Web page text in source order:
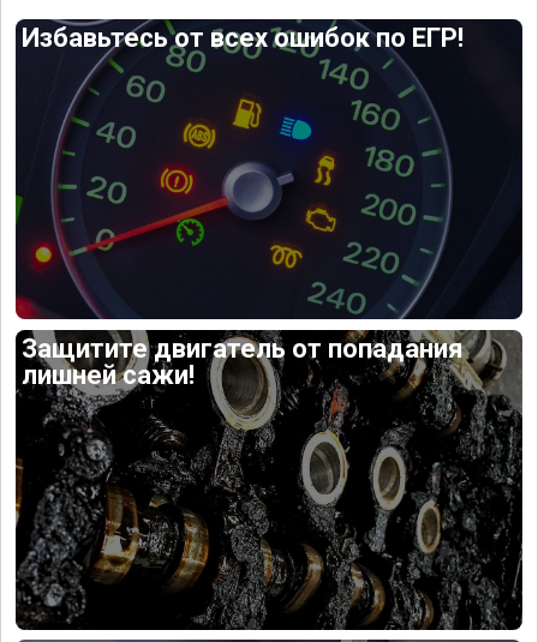
Избавьтесь от всех ошибок по ЕГР!
Защитите двигатель от попадания
лишней сажи!